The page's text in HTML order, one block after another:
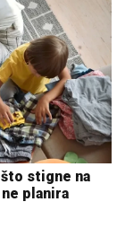
stigne na
planira